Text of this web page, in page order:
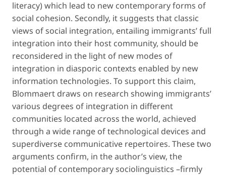
literacy) which lead to new contemporary forms of
social cohesion. Secondly, it suggests that classic
views of social integration, entailing immigrants’ full
integration into their host community, should be
reconsidered in the light of new modes of
integration in diasporic contexts enabled by new
information technologies. To support this claim,
Blommaert draws on research showing immigrants’
various degrees of integration in different
communities located across the world, achieved
through a wide range of technological devices and
superdiverse communicative repertoires. These two
arguments confirm, in the author’s view, the
potential of contemporary sociolinguistics –firmly